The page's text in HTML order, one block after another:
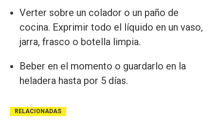
Verter sobre un colador o un paño de
cocina. Exprimir todo el líquido en un vaso,
jarra, frasco o botella limpia.
Beber en el momento o guardarlo en la
heladera hasta por 5 días.
RELACIONADAS